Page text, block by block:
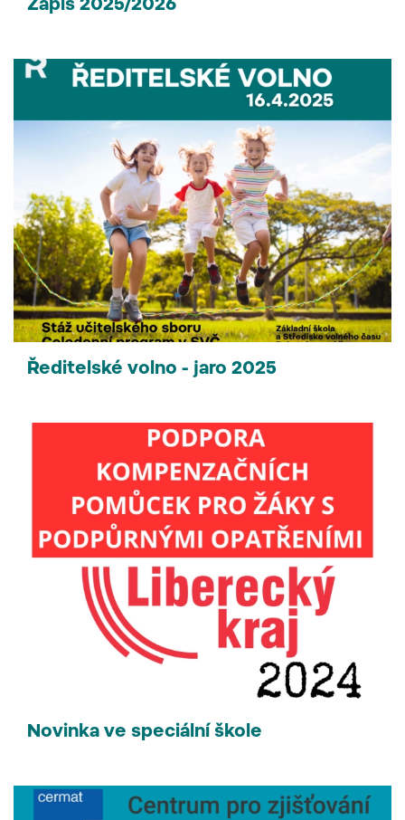
Zápis 2025/2026
Ředitelské volno - jaro 2025
Novinka ve speciální škole